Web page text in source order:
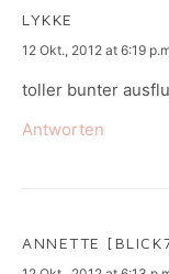
LYKKE
says:
12 Okt., 2012 at 6:19
toller bunter
Antworten
ANNETTE